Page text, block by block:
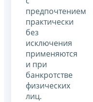
предпочтением
практически
без
исключения
применяются
и при
банкротстве
физических
лиц.